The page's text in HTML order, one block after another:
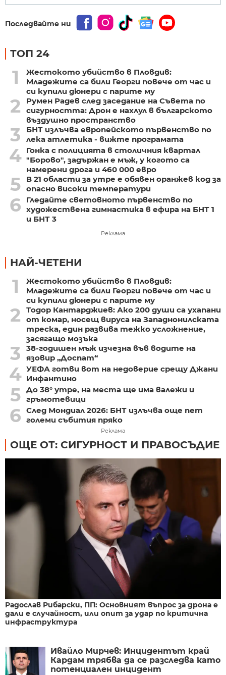
Последвайте ни
ТОП 24
1
Жестокото убийство в Пловдив:
Младежите са били Георги повече от час и
си купили дюнери с парите му
2
Румен Радев след заседание на Съвета по
сигурността: Дрон е нахлул в българското
въздушно пространство
3
БНТ излъчва европейското първенство по
лека атлетика - вижте програмата
4 Гонка с полицията в столичния квартал
"Борово", задържан е мъж, у когото са
намерени дрога и 460 000 евро
5
В 21 области за утре е обявен оранжев код за
опасно високи температури
6
Гледайте световното първенство по
художествена гимнастика в ефира на БНТ 1
и БНТ 3
Реклама
НАЙ-ЧЕТЕНИ
1
Жестокото убийство в Пловдив:
Младежите са били Георги повече от час и
си купили дюнери с парите му
2
Тодор Кантарджиев: Ако 200 души са ухапани
от комар, носещ вируса на Западнонилската
треска, един развива тежко усложнение,
засягащо мозъка
3
38-годишен мъж изчезна във водите на
язовир „Доспат“
4 УЕФА готви вот на недоверие срещу Джани
Инфантино
5 До 38° утре, на места ще има валежи и
гръмотевици
6 След Мондиал 2026: БНТ излъчва още пет
големи събития пряко
Реклама
ОЩЕ ОТ: СИГУРНОСТ И ПРАВОСЪДИЕ
Радослав Рибарски, ПП: Основният въпрос за дрона е
дали е случайност, или опит за удар по критична
инфраструктура
Ивайло Мирчев: Инцидентът край
Кардам трябва да се разследва като
потенциален инцидент